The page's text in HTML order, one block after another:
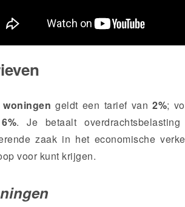
woningengeldt een tarief van2%;
6%. Je betaalt
zaak in het economische
voor kunt krijgen.